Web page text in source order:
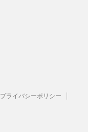
プライバシーポリシー